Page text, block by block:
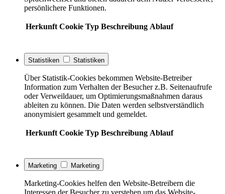
persönlichere Funktionen.
Herkunft Cookie Typ Beschreibung Ablauf
Statistiken Statistiken
Über Statistik-Cookies bekommen Website-Betreiber
Information zum Verhalten der Besucher z.B. Seitenaufrufe
oder Verweildauer, um Optimierungsmaßnahmen daraus
ableiten zu können. Die Daten werden selbstverständlich
anonymisiert gesammelt und gemeldet.
Herkunft Cookie Typ Beschreibung Ablauf
Marketing Marketing
Marketing-Cookies helfen den Website-Betreibern die
Interessen der Besucher zu verstehen um das Website-